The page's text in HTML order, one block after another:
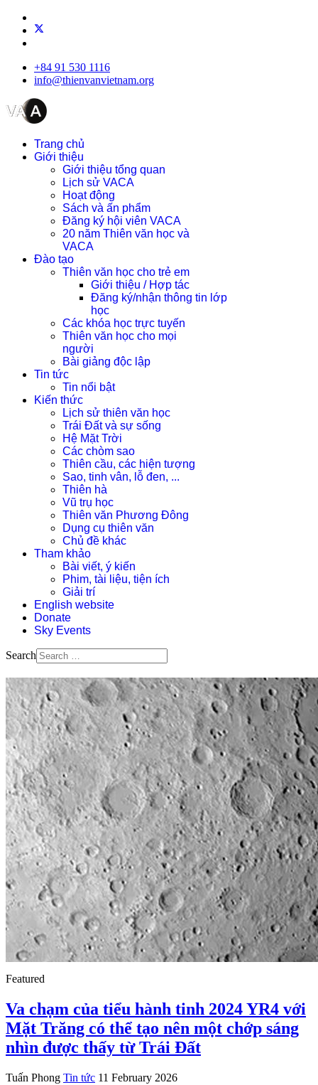
+84 91 530 1116
info@thienvanvietnam.org
Trang chủ
Giới thiệu
Giới thiệu tổng quan
Lịch sử VACA
Hoạt động
Sách và ấn phẩm
Đăng ký hội viên VACA
20 năm Thiên văn học và
VACA
Đào tạo
Thiên văn học cho trẻ em
Giới thiệu / Hợp tác
Đăng ký/nhận thông tin lớp
học
Các khóa học trực tuyến
Thiên văn học cho mọi
người
Bài giảng độc lập
Tin tức
Tin nổi bật
Kiến thức
Lịch sử thiên văn học
Trái Đất và sự sống
Hệ Mặt Trời
Các chòm sao
Thiên cầu, các hiện tượng
Sao, tinh vân, lỗ đen, ...
Thiên hà
Vũ trụ học
Thiên văn Phương Đông
Dụng cụ thiên văn
Chủ đề khác
Tham khảo
Bài viết, ý kiến
Phim, tài liệu, tiện ích
Giải trí
English website
Donate
Sky Events
Search
Featured
Va chạm của tiểu hành tinh 2024 YR4 với
Mặt Trăng có thể tạo nên một chớp sáng
nhìn được thấy từ Trái Đất
Tuấn Phong Tin tức 11 February 2026